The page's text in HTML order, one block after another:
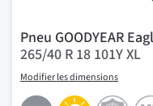
Pneu GOODYEAR
265/40 R 18 101Y XL
Modifier les dimensions